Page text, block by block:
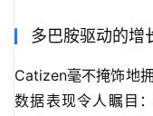
多巴胺驱动的增
Catizen毫不掩饰地
数据表现令人瞩目